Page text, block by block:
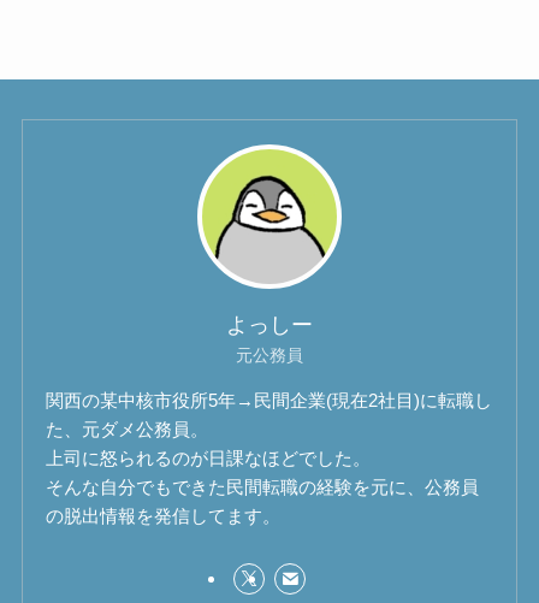
よっしー
元公務員
関西の某中核市役所5年→民間企業(現在2社目)に転職し
た、元ダメ公務員。
上司に怒られるのが日課なほどでした。
そんな自分でもできた民間転職の経験を元に、公務員
の脱出情報を発信してます。